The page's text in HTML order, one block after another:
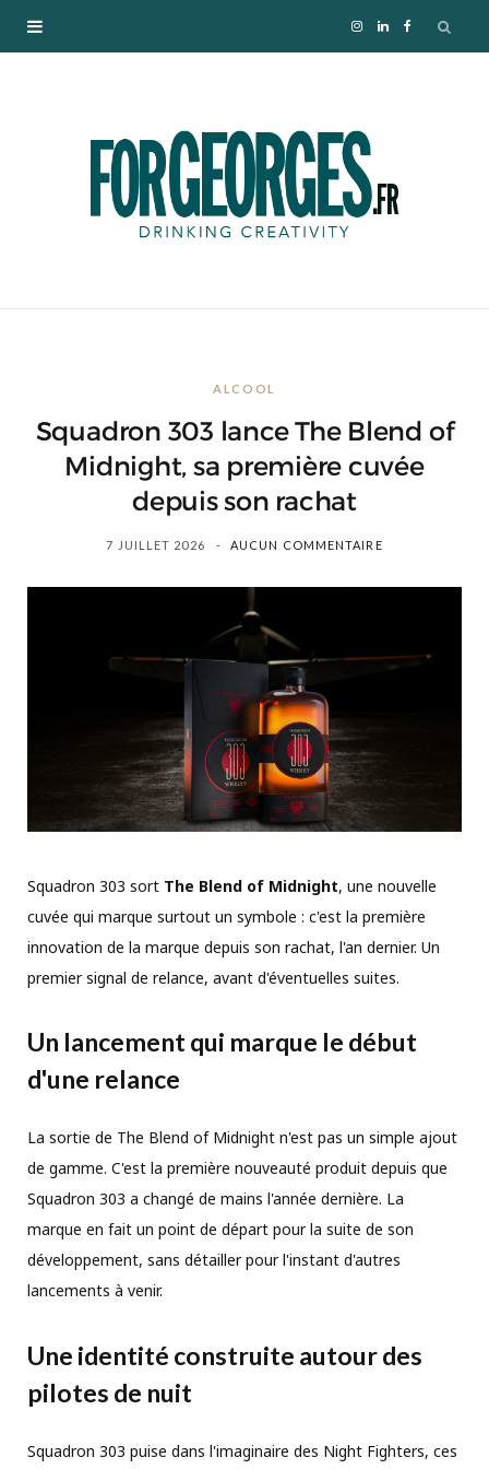
I
s
m
L
k
ALCOOL
Squadron 303 lance The Blend of
Midnight, sa première cuvée
depuis son rachat
7 JUILLET 2026 AUCUN COMMENTAIRE
Squadron 303 sort The Blend of Midnight, une nouvelle
cuvée qui marque surtout un symbole : c'est la première
innovation de la marque depuis son rachat, l'an dernier. Un
premier signal de relance, avant d'éventuelles suites.
Un lancement qui marque le début
d'une relance
La sortie de The Blend of Midnight n'est pas un simple ajout
de gamme. C'est la première nouveauté produit depuis que
Squadron 303 a changé de mains l'année dernière. La
marque en fait un point de départ pour la suite de son
développement, sans détailler pour l'instant d'autres
lancements à venir.
Une identité construite autour des
pilotes de nuit
Squadron 303 puise dans l'imaginaire des Night Fighters, ces